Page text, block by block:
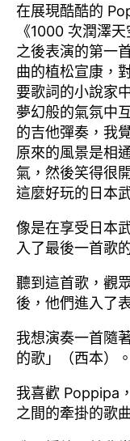
在展現酷酷的
《1000 次潤澤
之後表演的第一
曲的植松宣康，
要歌詞的小說家
夢幻般的氣氛中
的吉他彈奏，我
原來的風景是相
氣，然後笑得很
這麼好玩的日本
像是在享受日本
入了最後一首歌
聽到這首歌，觀
後，他們進入了
我想演奏一首隨
的歌」（西本）。
我喜歡 Poppipa
之間的牽掛的歌